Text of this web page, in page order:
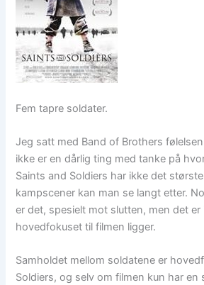
Fem tapre soldater.
Jeg satt med Band of Brothers
ikke er en dårlig ting med tanke på
Saints and Soldiers har ikke det
kampscener kan man se langt etter.
er det, spesielt mot slutten, men det er
hovedfokuset til filmen ligger.
Samholdet mellom soldatene er
Soldiers, og selv om filmen kun har en